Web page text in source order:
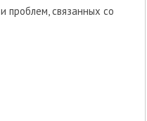
проблем, связанных со